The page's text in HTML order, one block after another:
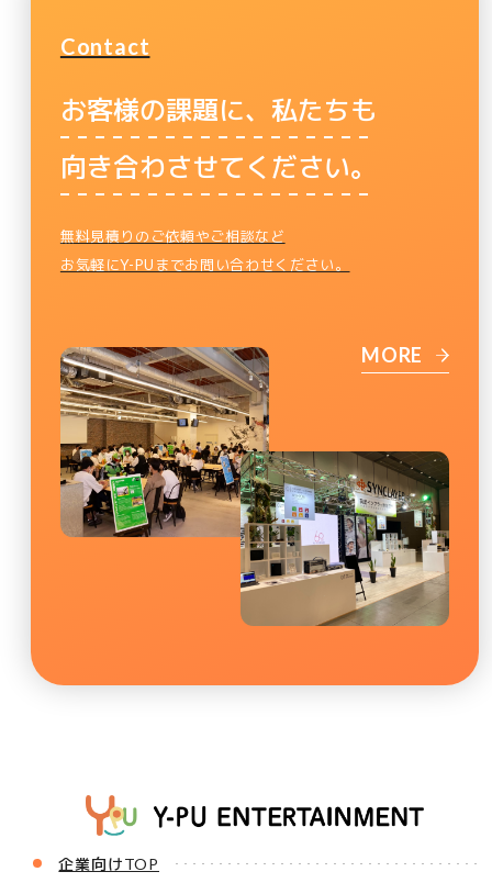
Contact
お客様の課題に、私たちも
向き合わさせてください。
無料見積りのご依頼やご相談など
お気軽にY-PUまでお問い合わせください。
MORE
企業向けTOP